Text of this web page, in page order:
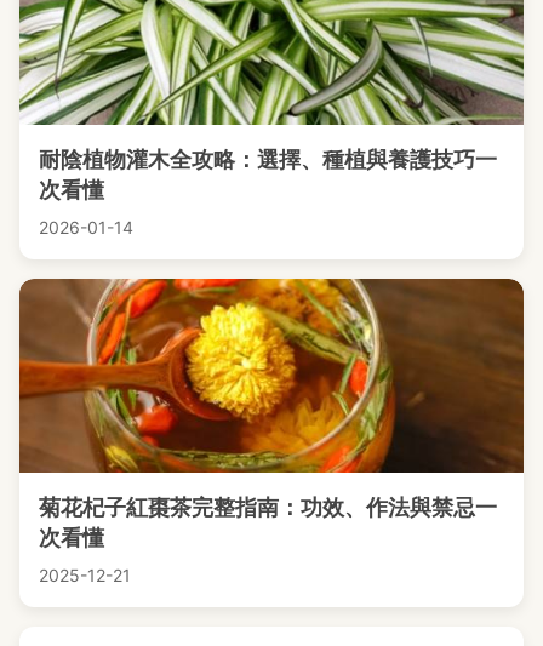
耐陰植物灌木全攻略：選擇、種植與養護技巧一
次看懂
2026-01-14
菊花杞子紅棗茶完整指南：功效、作法與禁忌一
次看懂
2025-12-21